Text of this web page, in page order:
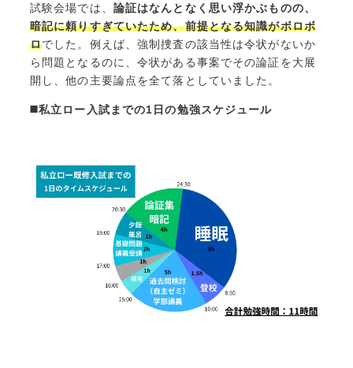
試験会場では、 論証はなんとなく思い浮かぶものの、
暗記に頼りすぎていたため、前提となる知識がボロボ
ロでした。例えば、強制捜査の該当性は令状がないか
ら問題となるのに、令状がある事案でその論証を大展
開し、他の主要論点を全て落としていました。
◼️私立ロー入試までの1日の勉強スケジュール